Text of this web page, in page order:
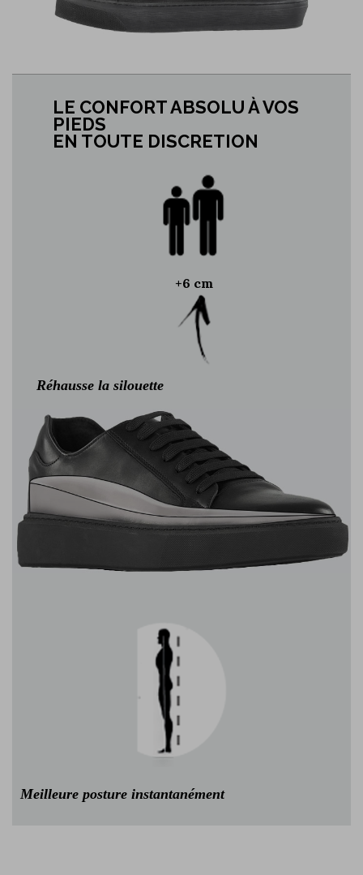
LE CONFORT ABSOLU À VOS
PIEDS
EN TOUTE DISCRETION
+6 cm
Réhausse la silouette
Meilleure posture instantanément